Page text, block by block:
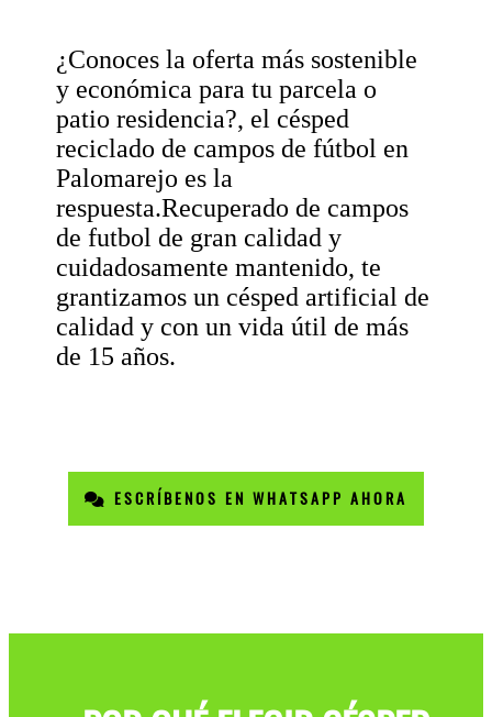
¿Conoces la oferta más sostenible
y económica para tu parcela o
patio residencia?, el césped
reciclado de campos de fútbol en
Palomarejo es la
respuesta.Recuperado de campos
de futbol de gran calidad y
cuidadosamente mantenido, te
grantizamos un césped artificial de
calidad y con un vida útil de más
de 15 años.
ESCRÍBENOS EN WHATSAPP AHORA